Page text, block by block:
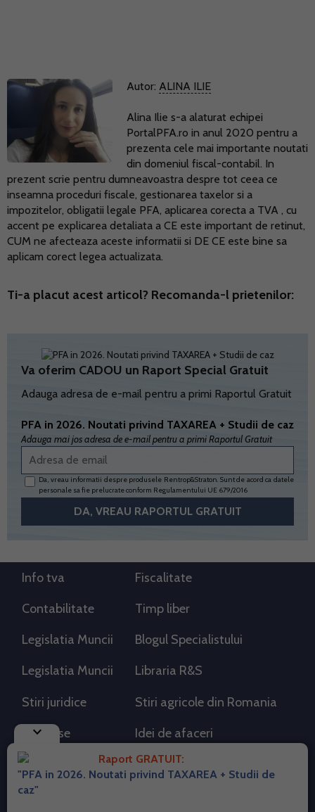
Autor: ALINA ILIE
Alina Ilie s-a alaturat echipei
PortalPFA.ro in anul 2020 pentru a
prezenta cele mai importante noutati
din domeniul fiscal-contabil. In
prezent scrie pentru dumneavoastra despre tot ceea ce
inseamna proceduri fiscale, gestionarea taxelor si a
impozitelor, obligatii legale PFA, aplicarea corecta a TVA , cu
accent pe explicarea detaliata a CE este important de retinut,
CUM ne afecteaza aceste informatii si DE CE este bine sa
aplicam corect legea actualizata.
Ti-a placut acest articol? Recomanda-l prietenilor:
Va oferim CADOU un Raport Special Gratuit
Adauga adresa de e-mail pentru a primi Raportul Gratuit
PFA in 2026. Noutati privind TAXAREA + Studii de caz
Adauga mai jos adresa de e-mail pentru a primi Raportul Gratuit
Da, vreau informatii despre produsele Rentrop&Straton. Sunt de acord ca datele
personale sa fie prelucrate conform Regulamentului UE 679/2016
keyboard_arrow_down
Raport GRATUIT:
"PFA in 2026. Noutati privind TAXAREA + Studii de
caz"
Info tva Fiscalitate
Contabilitate Timp liber
Legislatia Muncii Blogul Specialistului
Legislatia Muncii Libraria R&S
Stiri juridice Stiri agricole din Romania
AdSense Idei de afaceri
RSS Flux RSS 2.0